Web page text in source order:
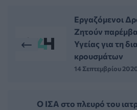
Εργαζόμενοι
Ζητούν
Υγείας για τη
κρουσμάτων
14 Σεπτεμβρίου
Ο ΙΣΑ στο πλευρό του